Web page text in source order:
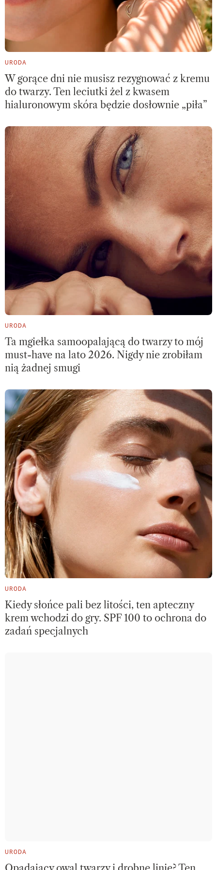
URODA
W gorące dni nie musisz rezygnować z kremu
do twarzy. Ten leciutki żel z kwasem
hialuronowym skóra będzie dosłownie „piła”
URODA
Ta mgiełka samoopalającą do twarzy to mój
must-have na lato 2026. Nigdy nie zrobiłam
nią żadnej smugi
URODA
Kiedy słońce pali bez litości, ten apteczny
krem wchodzi do gry. SPF 100 to ochrona do
zadań specjalnych
URODA